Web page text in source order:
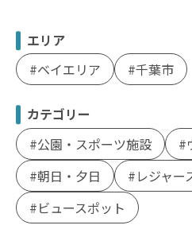
エリア
ベイエリア
千葉市
カテゴリー
公園・スポーツ施設
朝日・夕日
レジャー
ビュースポット